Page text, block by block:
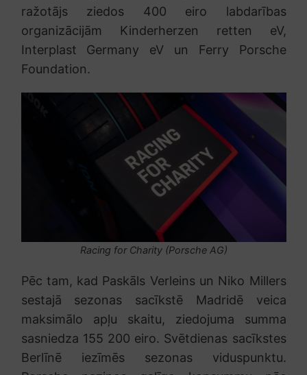
ražotājs ziedos 400 eiro labdarības
organizācijām Kinderherzen retten eV,
Interplast Germany eV un Ferry Porsche
Foundation.
Racing for Charity (Porsche AG)
Pēc tam, kad Paskāls Verleins un Niko Millers
sestajā sezonas sacīkstē Madridē veica
maksimālo apļu skaitu, ziedojuma summa
sasniedza 155 200 eiro. Svētdienas sacīkstes
Berlīnē iezīmēs sezonas viduspunktu.